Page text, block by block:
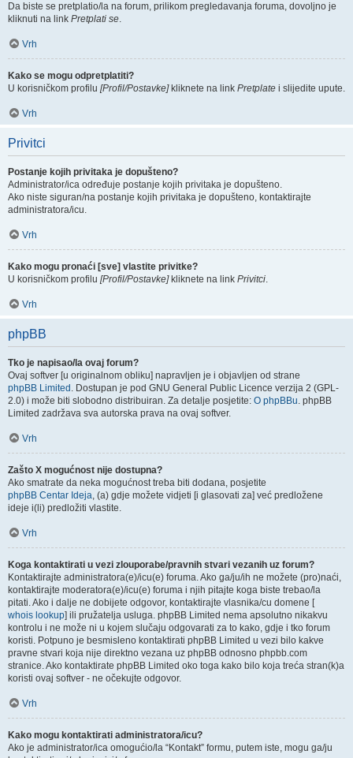
Da biste se pretplatio/la na forum, prilikom pregledavanja foruma, dovoljno je
kliknuti na link Pretplati se.
Vrh
Kako se mogu odpretplatiti?
U korisničkom profilu [Profil/Postavke]kliknete na link Pretplate i slijedite upute.
Vrh
Privitci
Postanje kojih privitaka je dopušteno?
Administrator/ica određuje postanje kojih privitaka je dopušteno.
Ako niste siguran/na postanje kojih privitaka je dopušteno, kontaktirajte
administratora/icu.
Vrh
Kako mogu pronaći [sve] vlastite privitke?
U korisničkom profilu [Profil/Postavke]kliknete na link Privitci.
Vrh
phpBB
Tko je napisao/la ovaj forum?
Ovaj softver [u originalnom obliku] napravljen je i objavljen od strane
phpBB Limited . Dostupan je pod GNU General Public Licence verzija 2 (GPL-
2.0) i može biti slobodno distribuiran. Za detalje posjetite: O phpBBu. phpBB
Limited zadržava sva autorska prava na ovaj softver.
Vrh
Zašto X mogućnost nije dostupna?
Ako smatrate da neka mogućnost treba biti dodana, posjetite
phpBB Centar Ideja, (a) gdje možete vidjeti [i glasovati za] već predložene
ideje i(li) predložiti vlastite.
Vrh
Koga kontaktirati u vezi zlouporabe/pravnih stvari vezanih uz forum?
Kontaktirajte administratora(e)/icu(e) foruma. Ako ga/ju/ih ne možete (pro)naći,
kontaktirajte moderatora(e)/icu(e) foruma i njih pitajte koga biste trebao/la
pitati. Ako i dalje ne dobijete odgovor, kontaktirajte vlasnika/cu domene [
whois lookup] ili pružatelja usluga. phpBB Limited nema apsolutno nikakvu
kontrolu i ne može ni u kojem slučaju odgovarati za to kako, gdje i tko forum
koristi. Potpuno je besmisleno kontaktirati phpBB Limited u vezi bilo kakve
pravne stvari koja nije direktno vezana uz phpBB odnosno phpbb.com
stranice. Ako kontaktirate phpBB Limited oko toga kako bilo koja treća stran(k)a
koristi ovaj softver - ne očekujte odgovor.
Vrh
Kako mogu kontaktirati administratora/icu?
Ako je administrator/ica omogućio/la “Kontakt” formu, putem iste, mogu ga/ju